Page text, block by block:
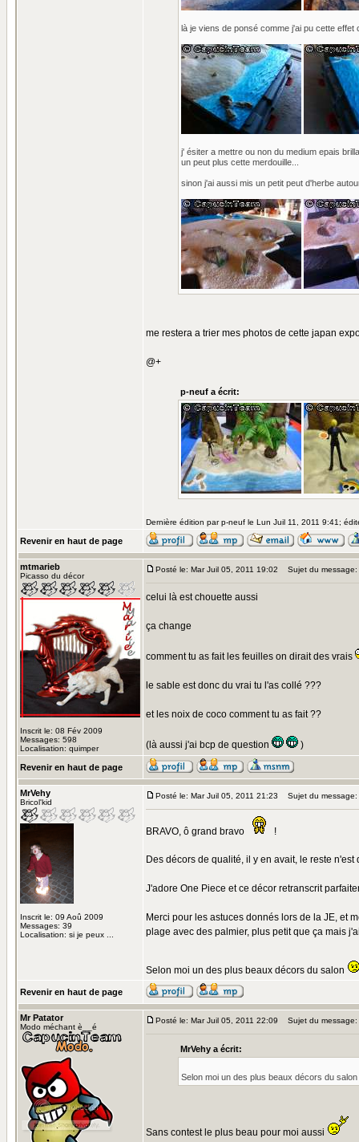
là je viens de ponsé comme j'ai pu cette
j' ésiter a mettre ou non du medium epais
un peut plus cette merdouille...
sinon j'ai aussi mis un petit peut d'herbe
me restera a trier mes photos de cette japan
@+
p-neuf a écrit:
Dernière édition par p-neuf le Lun Juil 11, 2011 9:41;
Revenir en haut de page
mtmarieb
Picasso du décor
Inscrit le: 08 Fév 2009
Messages: 598
Localisation: quimper
Posté le: Mar Juil 05, 2011 19:02 Sujet du message:
celui là est chouette aussi
ça change
comment tu as fait les feuilles on dirait des vrais
le sable est donc du vrai tu l'as collé ???
et les noix de coco comment tu as fait ??
(là aussi j'ai bcp de question )
Revenir en haut de page
MrVehy
Bricol'kid
Inscrit le: 09 Aoû 2009
Messages: 39
Localisation: si je peux ...
Posté le: Mar Juil 05, 2011 21:23 Sujet du message:
BRAVO, ô grand bravo !
Des décors de qualité, il y en avait, le reste
J'adore One Piece et ce décor retranscrit
Merci pour les astuces donnés lors de la JE, et
plage avec des palmier, plus petit que ça mais
Selon moi un des plus beaux décors du salon
Revenir en haut de page
Mr Patator
Modo méchant è__é
Posté le: Mar Juil 05, 2011 22:09 Sujet du message:
MrVehy a écrit:
Selon moi un des plus beaux décors du salon
Sans contest le plus beau pour moi aussi